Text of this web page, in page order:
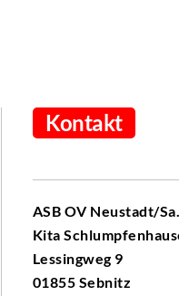
Kontakt
ASB OV Neustadt/
Kita
Lessingweg 9
01855 Sebnitz